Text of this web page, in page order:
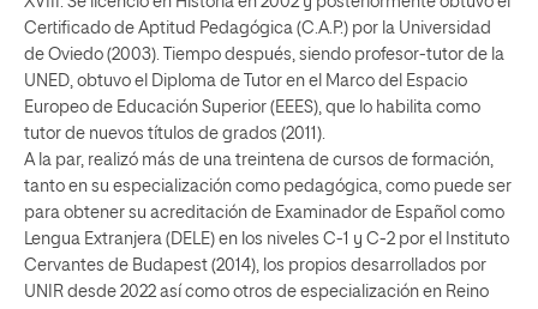
Certificado de Aptitud Pedagógica (C.A.P.) por la Universidad
de Oviedo (2003). Tiempo después, siendo profesor-tutor de la
UNED, obtuvo el Diploma de Tutor en el Marco del Espacio
Europeo de Educación Superior (EEES), que lo habilita como
tutor de nuevos títulos de grados (2011).
A la par, realizó más de una treintena de cursos de formación,
tanto en su especialización como pedagógica, como puede ser
para obtener su acreditación de Examinador de Español como
Lengua Extranjera (DELE) en los niveles C-1 y C-2 por el Instituto
Cervantes de Budapest (2014), los propios desarrollados por
UNIR desde 2022 así como otros de especialización en Reino